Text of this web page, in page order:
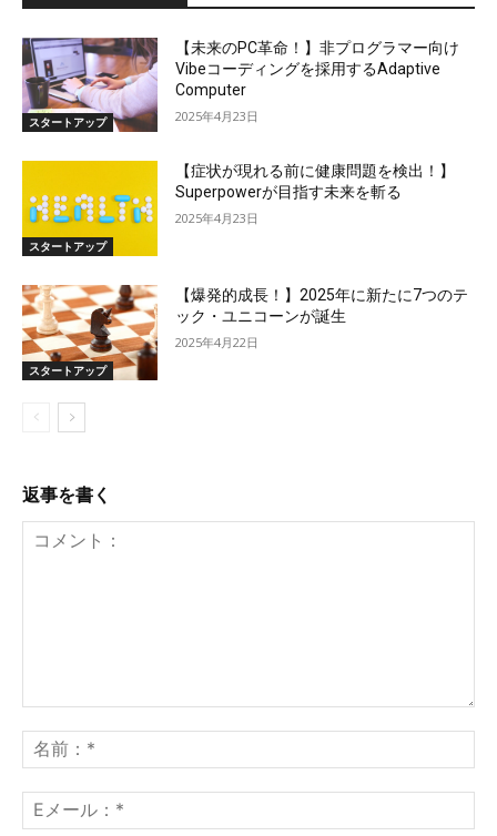
スタートアップ
【未来のPC革命！】非プログラマー向け
Vibeコーディングを採用するAdaptive
Computer
2025年4月23日
スタートアップ
【症状が現れる前に健康問題を検出！】
Superpowerが目指す未来を斬る
2025年4月23日
スタートアップ
【爆発的成長！】2025年に新たに7つのテ
ック・ユニコーンが誕生
2025年4月22日
返事を書く
ン
ト：
前
*
メ